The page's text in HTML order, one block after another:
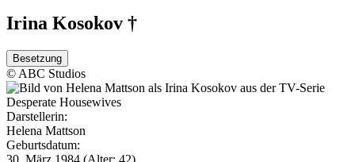
Irina Kosokov †
Besetzung
© ABC Studios
Darstellerin:
Helena Mattson
Geburtsdatum:
30. März 1984 (Alter: 42)